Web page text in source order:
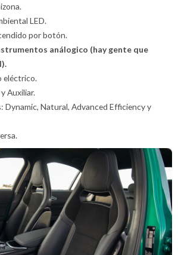
LED.
por botón.
análogico (hay gente que
eléctrico.
Auxiliar.
Dynamic, Natural, Advanced Efficiency y